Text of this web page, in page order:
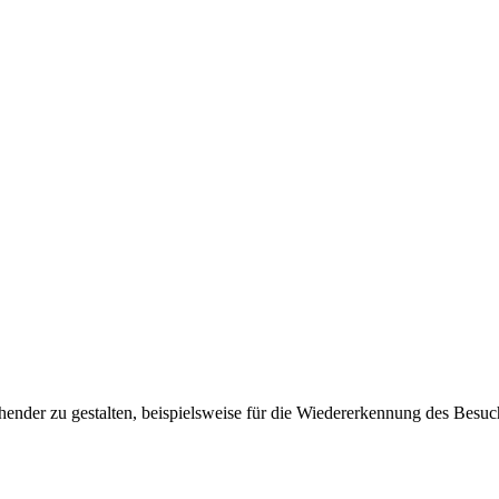
zu gestalten, beispielsweise für die Wiedererkennung des